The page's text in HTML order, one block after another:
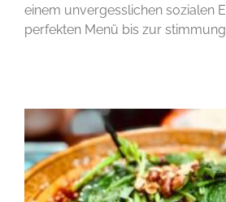
einem unvergesslichen sozialen
perfekten Menü bis zur